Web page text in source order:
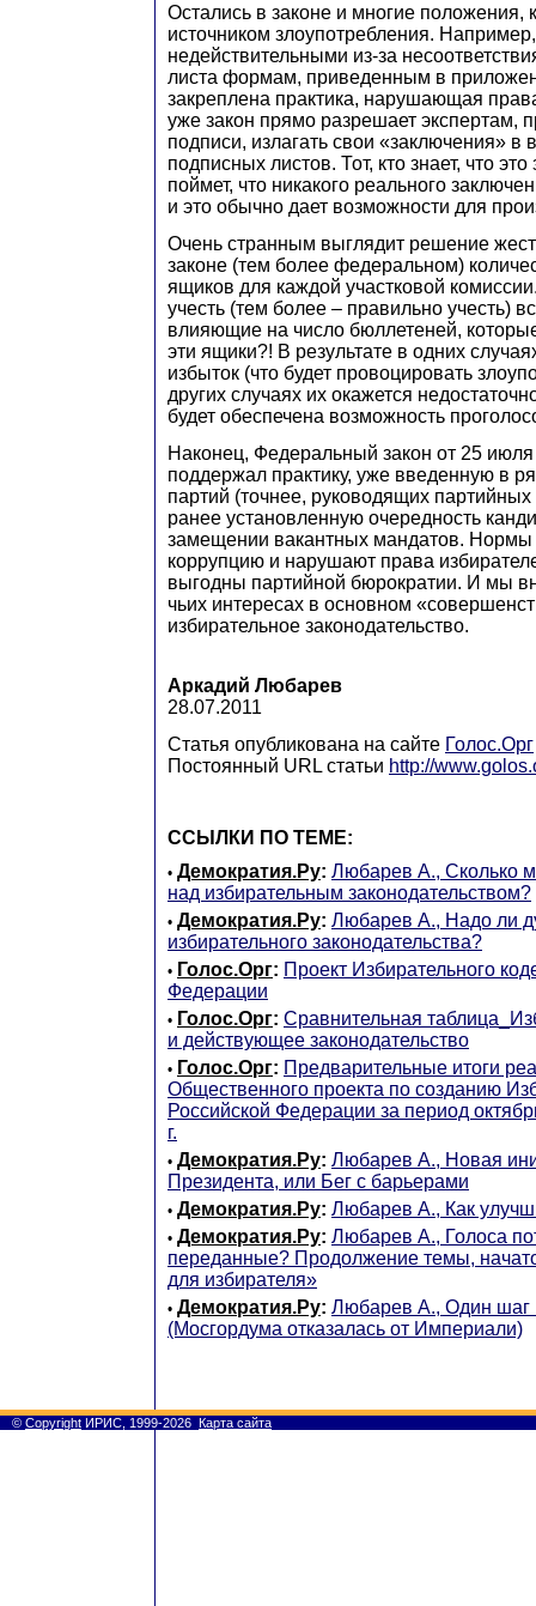
Остались в законе и многие положения,
источником злоупотребления.
недействительными из-за
листа формам, приведенным в
закреплена практика, нарушающая
уже закон прямо разрешает экспертам,
подписи, излагать свои «заключения» в
подписных листов. Тот, кто знает, что
поймет, что никакого реального
и это обычно дает возможности для
Очень странным выглядит решение
законе (тем более федеральном)
ящиков для каждой участковой
учесть (тем более – правильно учесть)
влияющие на число бюллетеней,
эти ящики?! В результате в одних
избыток (что будет провоцировать
других случаях их окажется
будет обеспечена возможность
Наконец, Федеральный закон от 25
поддержал практику, уже введенную в
партий (точнее, руководящих
ранее установленную очередность
замещении вакантных мандатов. Нормы
коррупцию и нарушают права
выгодны партийной бюрократии. И мы
чьих интересах в основном
избирательное законодательство.
Аркадий Любарев
28.07.2011
Статья опубликована на сайте Голос.Орг
Постоянный URL статьи http://
ССЫЛКИ ПО ТЕМЕ:
• Демократия.Ру: Любарев А., Сколько
над избирательным законодательством?
• Демократия.Ру: Любарев А., Надо ли
избирательного законодательства?
• Голос.Орг: Проект Избирательного
Федерации
• Голос.Орг: Сравнительная
и действующее законодательство
• Голос.Орг: Предварительные итоги
Общественного проекта по созданию
Российской Федерации за период
г.
• Демократия.Ру: Любарев А., Новая
Президента, или Бег с барьерами
• Демократия.Ру: Любарев А., Как
• Демократия.Ру: Любарев А., Голоса
переданные? Продолжение темы,
для избирателя»
• Демократия.Ру: Любарев А., Один шаг
(Мосгордума отказалась от Империали)
© Copyright ИРИС, 1999-2026 Карта сайта